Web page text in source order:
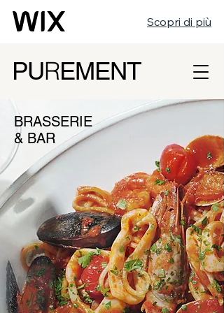
Scopri di più